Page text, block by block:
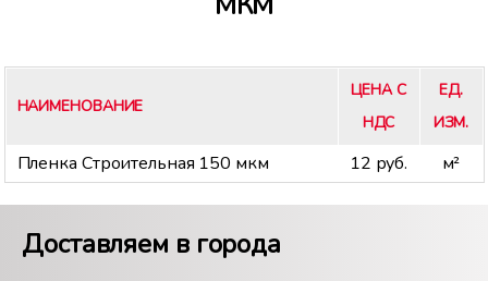
НАИМЕНОВАНИЕ
ЦЕНА С
НДС
ЕД.
ИЗМ.
Пленка Строительная 150 мкм 12 руб. м²
Доставляем в города